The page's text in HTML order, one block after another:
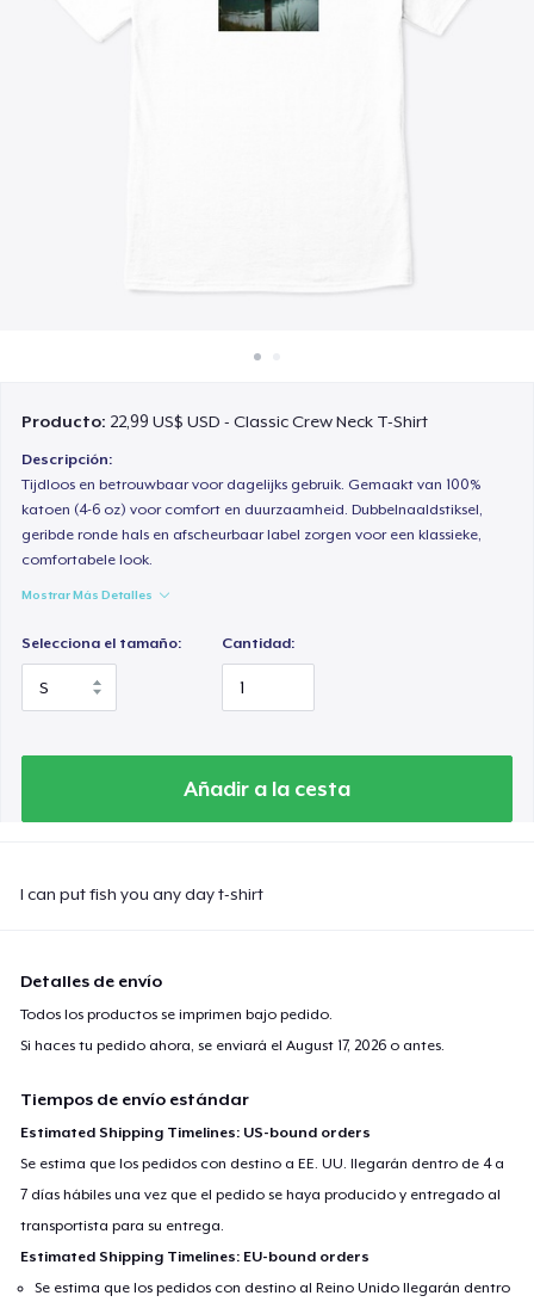
Producto: 22,99 US$ USD - Classic Crew Neck T-Shirt
Descripción:
Tijdloos en betrouwbaar voor dagelijks gebruik. Gemaakt van 100%
katoen (4-6 oz) voor comfort en duurzaamheid. Dubbelnaaldstiksel,
geribde ronde hals en afscheurbaar label zorgen voor een klassieke,
comfortabele look.
Mostrar Más Detalles
Selecciona el tamaño: Cantidad:
Añadir a la cesta
I can put fish you any day t-shirt
Detalles de envío
Todos los productos se imprimen bajo pedido.
Si haces tu pedido ahora, se enviará elAugust 17, 2026 o antes.
Tiempos de envío estándar
Estimated Shipping Timelines: US-bound orders
Se estima que los pedidos con destino a EE. UU. llegarán dentro de 4 a
7 días hábiles una vez que el pedido se haya producido y entregado al
transportista para su entrega.
Estimated Shipping Timelines: EU-bound orders
Se estima que los pedidos con destino al Reino Unido llegarán dentro